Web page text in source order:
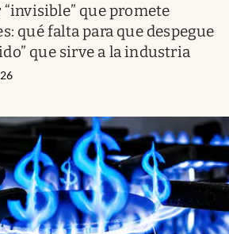
“invisible” que promete
qué falta para que despegue
que sirve a la industria